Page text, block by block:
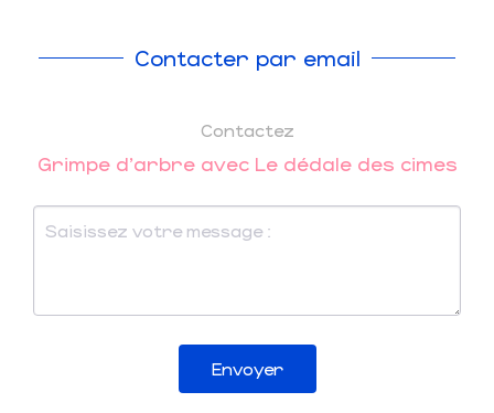
Contacter par email
Contactez
Grimpe d'arbre avec Le dédale des cimes
Envoyer